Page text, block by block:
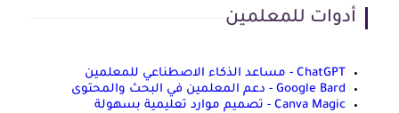
أدوات للمعلمين
ChatGPT - مساعد الذكاء الاصطناعي للمعلمين
Google Bard - دعم المعلمين في البحث والمحتوى
Canva Magic - تصميم موارد تعليمية بسهولة